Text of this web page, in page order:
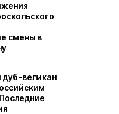
смены в
дуб-великан